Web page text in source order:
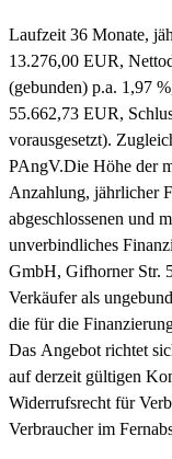
Laufzeit 36 Monate,
13.276,00 EUR,
(gebunden) p.a. 1,97
55.662,73 EUR,
vorausgesetzt).
PAngV.Die Höhe der
Anzahlung, jährlicher
abgeschlossenen und
unverbindliches
GmbH, Gifhorner Str.
Verkäufer als
die für die
Das Angebot richtet
auf derzeit gültigen
Widerrufsrecht für
Verbraucher im